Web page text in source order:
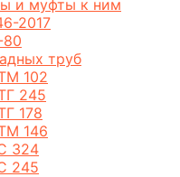
и муфты к ним
2017
труб
102
245
178
146
324
245